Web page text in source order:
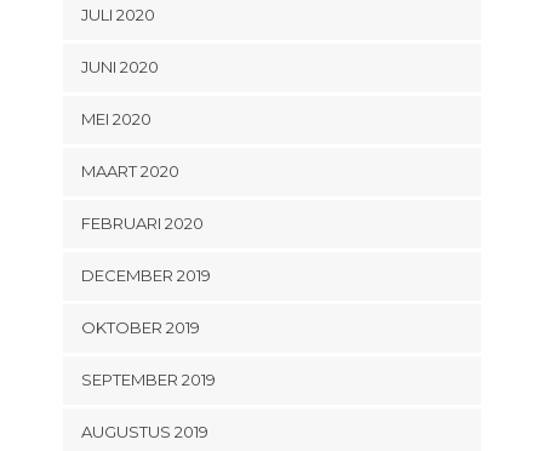
JULI 2020
JUNI 2020
MEI 2020
MAART 2020
FEBRUARI 2020
DECEMBER 2019
OKTOBER 2019
SEPTEMBER 2019
AUGUSTUS 2019